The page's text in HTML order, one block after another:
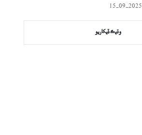
15-09-2025
وڌيڪ ڏيکاريو